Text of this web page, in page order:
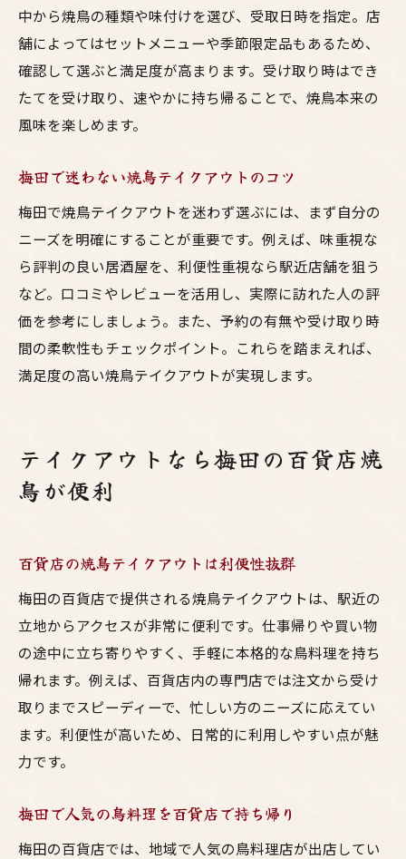
中から焼鳥の種類や味付けを選び、受取日時を指定。店
舗によってはセットメニューや季節限定品もあるため、
確認して選ぶと満足度が高まります。受け取り時はでき
たてを受け取り、速やかに持ち帰ることで、焼鳥本来の
風味を楽しめます。
梅田で迷わない焼鳥テイクアウトのコツ
梅田で焼鳥テイクアウトを迷わず選ぶには、まず自分の
ニーズを明確にすることが重要です。例えば、味重視な
ら評判の良い居酒屋を、利便性重視なら駅近店舗を狙う
など。口コミやレビューを活用し、実際に訪れた人の評
価を参考にしましょう。また、予約の有無や受け取り時
間の柔軟性もチェックポイント。これらを踏まえれば、
満足度の高い焼鳥テイクアウトが実現します。
テイクアウトなら梅田の百貨店焼
鳥が便利
百貨店の焼鳥テイクアウトは利便性抜群
梅田の百貨店で提供される焼鳥テイクアウトは、駅近の
立地からアクセスが非常に便利です。仕事帰りや買い物
の途中に立ち寄りやすく、手軽に本格的な鳥料理を持ち
帰れます。例えば、百貨店内の専門店では注文から受け
取りまでスピーディーで、忙しい方のニーズに応えてい
ます。利便性が高いため、日常的に利用しやすい点が魅
力です。
梅田で人気の鳥料理を百貨店で持ち帰り
梅田の百貨店では、地域で人気の鳥料理店が出店してい